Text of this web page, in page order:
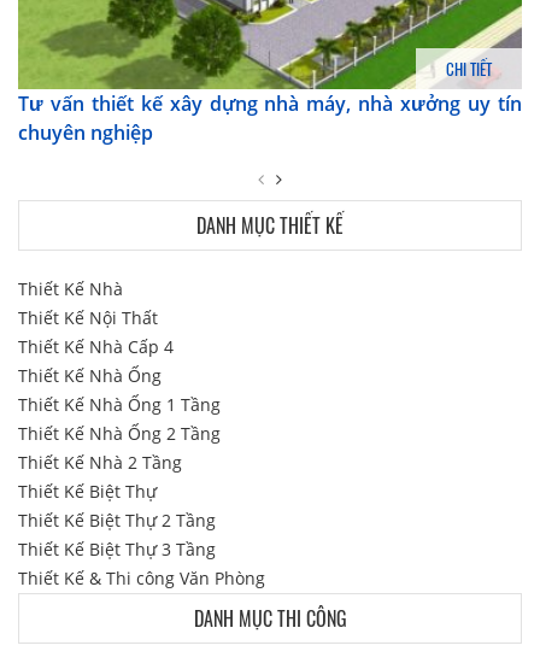
CHI TIẾT
Tư vấn thiết kế xây dựng nhà máy, nhà xưởng uy tín
chuyên nghiệp
DANH MỤC THIẾT KẾ
Thiết Kế Nhà
Thiết Kế Nội Thất
Thiết Kế Nhà Cấp 4
Thiết Kế Nhà Ống
Thiết Kế Nhà Ống 1 Tầng
Thiết Kế Nhà Ống 2 Tầng
Thiết Kế Nhà 2 Tầng
Thiết Kế Biệt Thự
Thiết Kế Biệt Thự 2 Tầng
Thiết Kế Biệt Thự 3 Tầng
Thiết Kế & Thi công Văn Phòng
DANH MỤC THI CÔNG